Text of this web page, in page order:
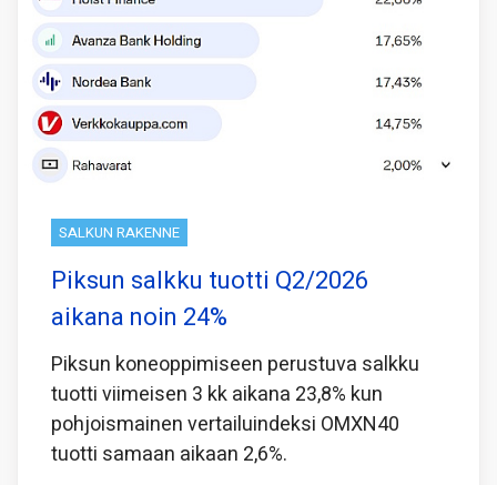
SALKUN RAKENNE
Piksun salkku tuotti Q2/2026
aikana noin 24%
Piksun koneoppimiseen perustuva salkku
tuotti viimeisen 3 kk aikana 23,8% kun
pohjoismainen vertailuindeksi OMXN40
tuotti samaan aikaan 2,6%.